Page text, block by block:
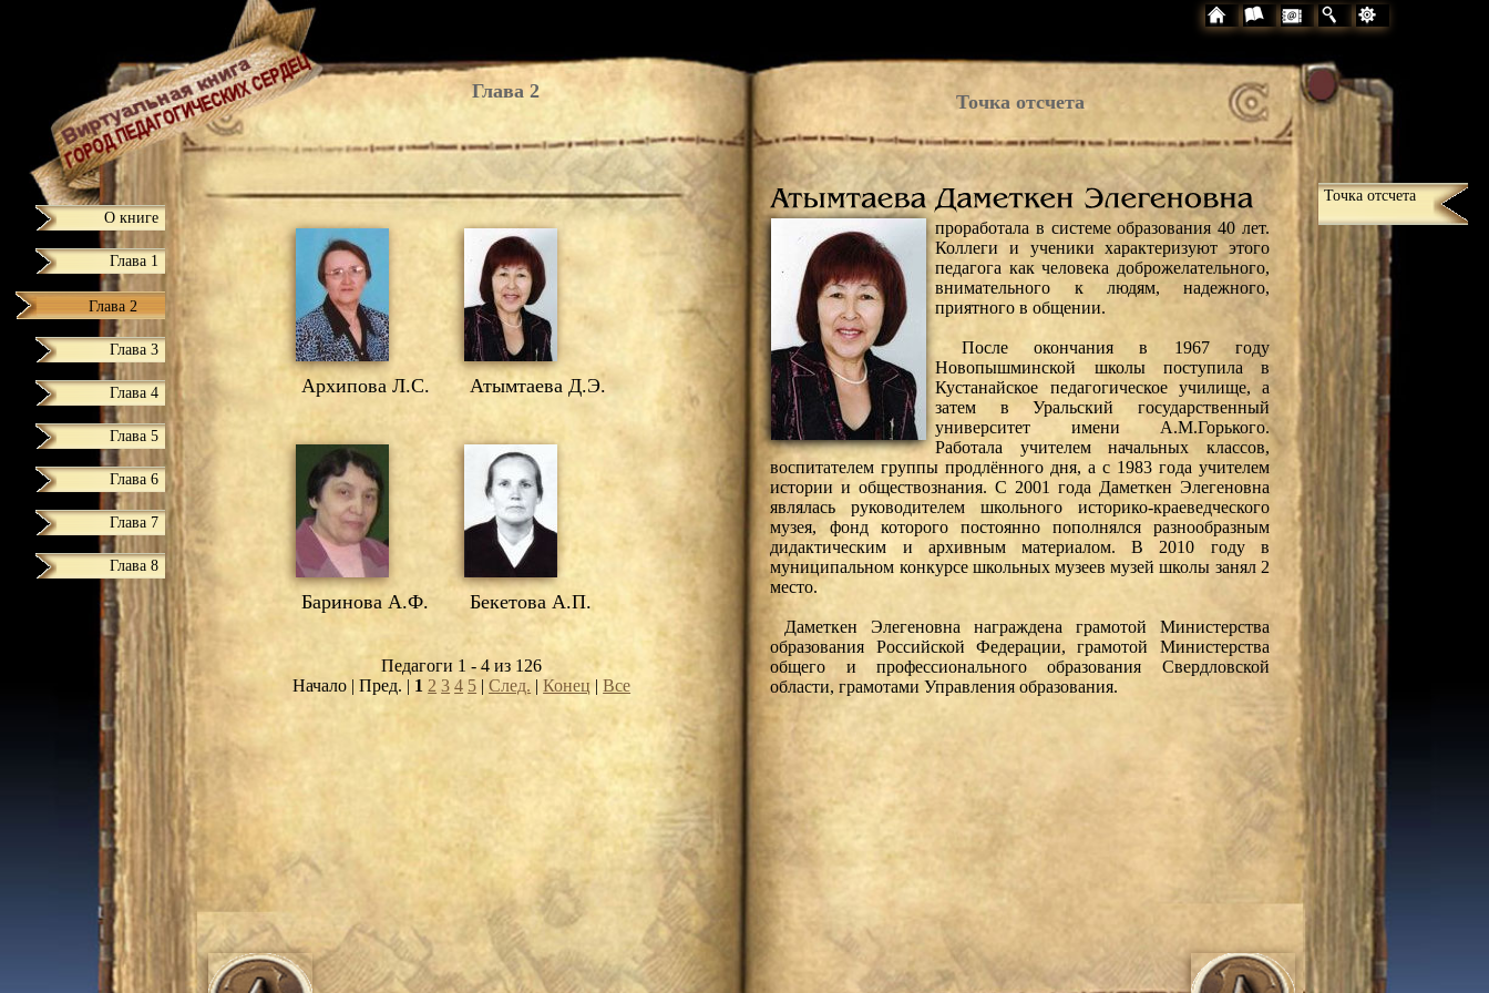
О книге
Глава 1
Глава 2
Глава 3
Глава 4
Глава 5
Глава 6
Глава 7
Глава 8
Глава 2
Архипова Л.С. Атымтаева Д.Э.
Баринова А.Ф. Бекетова А.П.
Педагоги 1 - 4 из 126
Начало | Пред. | 1 2 3 4 5 |След. |Конец |Все
Точка отсчета
проработала в системе образования 40 лет.
Коллеги и ученики характеризуют этого
педагога как человека доброжелательного,
внимательного к людям, надежного,
приятного в общении.
После окончания в 1967 году
Новопышминской школы поступила в
Кустанайское педагогическое училище, а
затем в Уральский государственный
университет имени А.М.Горького.
Работала учителем начальных классов,
воспитателем группы продлённого дня, а с 1983 года учителем
истории и обществознания. С 2001 года Даметкен Элегеновна
являлась руководителем школьного историко-краеведческого
музея, фонд которого постоянно пополнялся разнообразным
дидактическим и архивным материалом. В 2010 году в
муниципальном конкурсе школьных музеев музей школы занял 2
место.
Даметкен Элегеновна награждена грамотой Министерства
образования Российской Федерации, грамотой Министерства
общего и профессионального образования Свердловской
области, грамотами Управления образования.
Точка отсчета